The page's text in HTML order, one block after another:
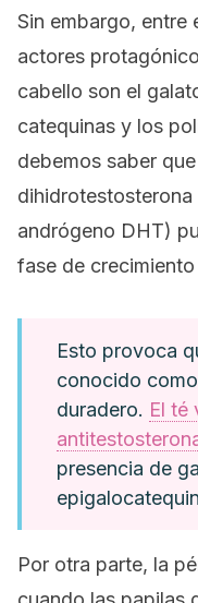
Sin embargo, entre
actores
cabello son el
catequinas y los
debemos saber
andrógeno DHT)
fase de
Esto provoca
conocido
duradero. El té
presencia de
Por otra parte, la